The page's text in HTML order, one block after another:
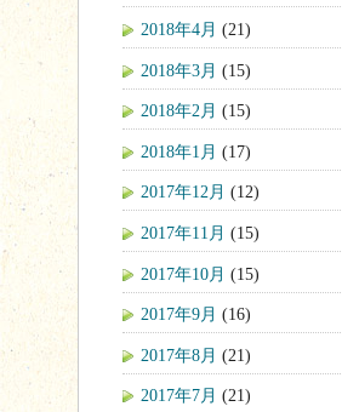
2018年4月 (21)
2018年3月 (15)
2018年2月 (15)
2018年1月 (17)
2017年12月 (12)
2017年11月 (15)
2017年10月 (15)
2017年9月 (16)
2017年8月 (21)
2017年7月 (21)